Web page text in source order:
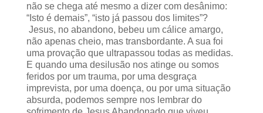
não se chega até mesmo a dizer com desânimo:
“Isto é demais”, “isto já passou dos limites”?
Jesus, no abandono, bebeu um cálice amargo,
não apenas cheio, mas transbordante. A sua foi
uma provação que ultrapassou todas as medidas.
E quando uma desilusão nos atinge ou somos
feridos por um trauma, por uma desgraça
imprevista, por uma doença, ou por uma situação
absurda, podemos sempre nos lembrar do